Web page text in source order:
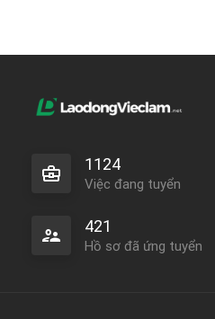
1124
Việc đang tuyển
421
Hồ sơ đã ứng tuyển